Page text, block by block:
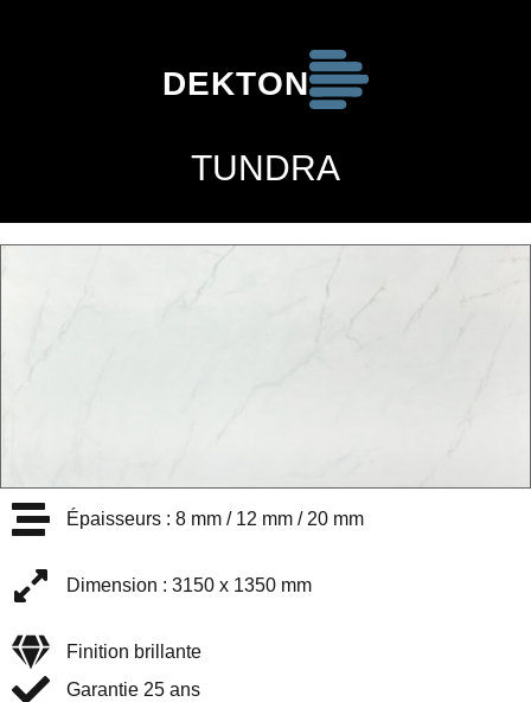
DEKTON
TUNDRA
Épaisseurs : 8 mm / 12 mm / 20 mm
Dimension : 3150 x 1350 mm
Finition brillante
Garantie 25 ans